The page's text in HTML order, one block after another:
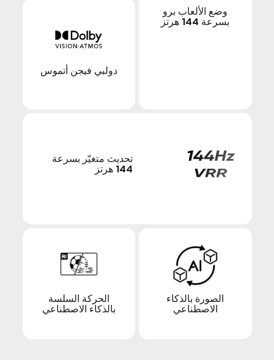
وضع الألعاب برو
بسرعة 144 هرتز
تحديث متغيّر بسرعة
144 هرتز
دولبي فيجن أتموس
الصورة بالذكاء
الاصطناعي
الحركة السلسة
بالذكاء الاصطناعي